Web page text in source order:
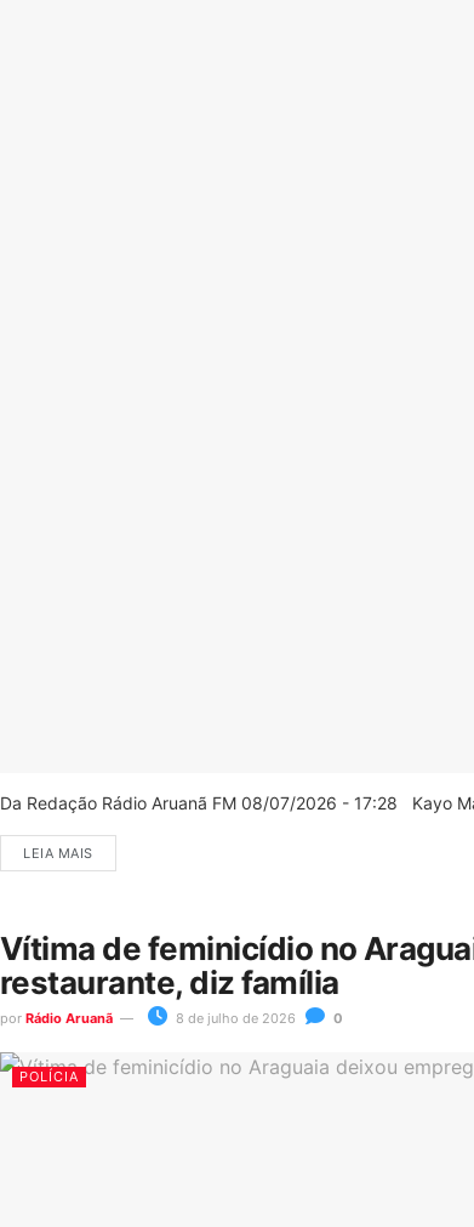
Da Redação Rádio Aruanã FM 08/07/2026 - 17:28 Kayo
LEIA MAIS
Vítima de feminicídio no
restaurante, diz família
por Rádio Aruanã 8 de julho de 2026 0
POLÍCIA